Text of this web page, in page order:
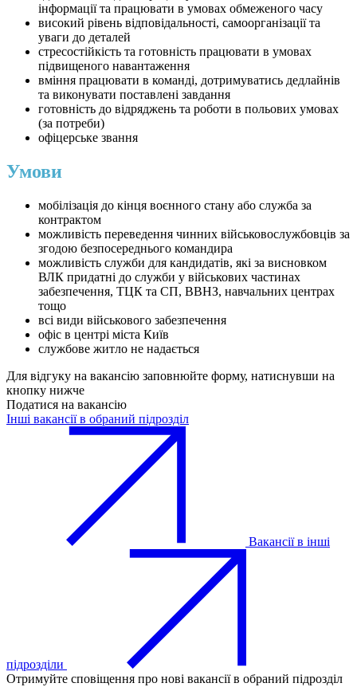
інформації та працювати в умовах обмеженого часу
високий рівень відповідальності, самоорганізації та
уваги до деталей
стресостійкість та готовність працювати в умовах
підвищеного навантаження
вміння працювати в команді, дотримуватись дедлайнів
та виконувати поставлені завдання
готовність до відряджень та роботи в польових умовах
(за потреби)
офіцерське звання
Умови
мобілізація до кінця воєнного стану або служба за
контрактом
можливість переведення чинних військовослужбовців за
згодою безпосереднього командира
можливість служби для кандидатів, які за висновком
ВЛК придатні до служби у військових частинах
забезпечення, ТЦК та СП, ВВНЗ, навчальних центрах
тощо
всі види військового забезпечення
офіс в центрі міста Київ
службове житло не надається
Для відгуку на вакансію заповнюйте форму, натиснувши на
кнопку нижче
Податися на вакансію
Інші вакансії в обраний підрозділ
Вакансії в інші
підрозділи
Отримуйте сповіщення про нові вакансії в обраний підрозділ